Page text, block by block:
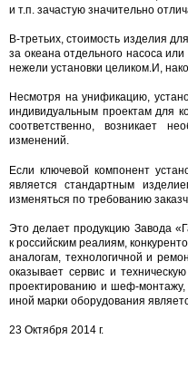
и т.п. зачастую значительно
В-третьих, стоимость изделия
за океана отдельного насоса
нежели установки целиком.И,
Несмотря на унификацию,
индивидуальным проектам для
соответственно, возникает
изменений.
Если ключевой компонент
является стандартным
изменяться по требованию
Это делает продукцию Завода
к российским реалиям,
аналогам, технологичной и
оказывает сервис и
проектированию и шеф-
иной марки оборудования
23 Октября 2014 г.